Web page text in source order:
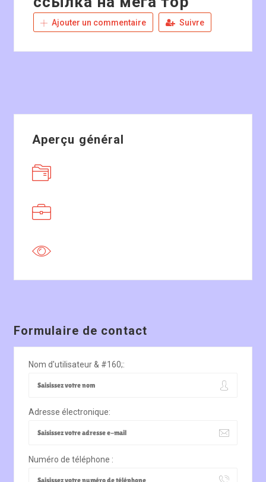
Ajouter un commentaire Suivre
Aperçu général
Formulaire de contact
Nom d'utilisateur & #160;:
Adresse électronique:
Numéro de téléphone :